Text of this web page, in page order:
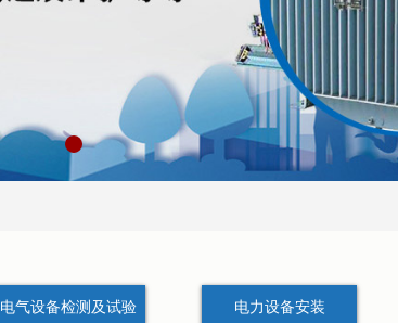
电力设备安装
电气设备检测及试验